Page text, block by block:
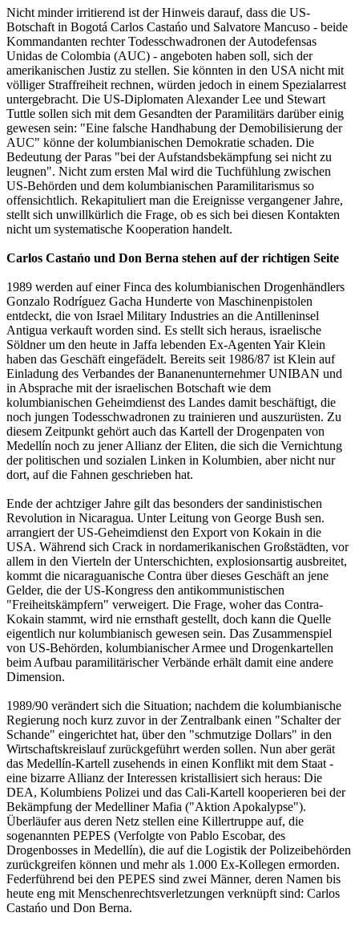
Nicht minder irritierend ist der Hinweis darauf, dass die US-
Botschaft in Bogotá Carlos Castańo und Salvatore Mancuso - beide
Kommandanten rechter Todesschwadronen der Autodefensas
Unidas de Colombia (AUC) - angeboten haben soll, sich der
amerikanischen Justiz zu stellen. Sie könnten in den USA nicht mit
völliger Straffreiheit rechnen, würden jedoch in einem Spezialarrest
untergebracht. Die US-Diplomaten Alexander Lee und Stewart
Tuttle sollen sich mit dem Gesandten der Paramilitärs darüber einig
gewesen sein: "Eine falsche Handhabung der Demobilisierung der
AUC" könne der kolumbianischen Demokratie schaden. Die
Bedeutung der Paras "bei der Aufstandsbekämpfung sei nicht zu
leugnen". Nicht zum ersten Mal wird die Tuchfühlung zwischen
US-Behörden und dem kolumbianischen Paramilitarismus so
offensichtlich. Rekapituliert man die Ereignisse vergangener Jahre,
stellt sich unwillkürlich die Frage, ob es sich bei diesen Kontakten
nicht um systematische Kooperation handelt.
Carlos Castańo und Don Berna stehen auf der richtigen Seite
1989 werden auf einer Finca des kolumbianischen Drogenhändlers
Gonzalo Rodríguez Gacha Hunderte von Maschinenpistolen
entdeckt, die von Israel Military Industries an die Antilleninsel
Antigua verkauft worden sind. Es stellt sich heraus, israelische
Söldner um den heute in Jaffa lebenden Ex-Agenten Yair Klein
haben das Geschäft eingefädelt. Bereits seit 1986/87 ist Klein auf
Einladung des Verbandes der Bananenunternehmer UNIBAN und
in Absprache mit der israelischen Botschaft wie dem
kolumbianischen Geheimdienst des Landes damit beschäftigt, die
noch jungen Todesschwadronen zu trainieren und auszurüsten. Zu
diesem Zeitpunkt gehört auch das Kartell der Drogenpaten von
Medellín noch zu jener Allianz der Eliten, die sich die Vernichtung
der politischen und sozialen Linken in Kolumbien, aber nicht nur
dort, auf die Fahnen geschrieben hat.
Ende der achtziger Jahre gilt das besonders der sandinistischen
Revolution in Nicaragua. Unter Leitung von George Bush sen.
arrangiert der US-Geheimdienst den Export von Kokain in die
USA. Während sich Crack in nordamerikanischen Großstädten, vor
allem in den Vierteln der Unterschichten, explosionsartig ausbreitet,
kommt die nicaraguanische Contra über dieses Geschäft an jene
Gelder, die der US-Kongress den antikommunistischen
"Freiheitskämpfern" verweigert. Die Frage, woher das Contra-
Kokain stammt, wird nie ernsthaft gestellt, doch kann die Quelle
eigentlich nur kolumbianisch gewesen sein. Das Zusammenspiel
von US-Behörden, kolumbianischer Armee und Drogenkartellen
beim Aufbau paramilitärischer Verbände erhält damit eine andere
Dimension.
1989/90 verändert sich die Situation; nachdem die kolumbianische
Regierung noch kurz zuvor in der Zentralbank einen "Schalter der
Schande" eingerichtet hat, über den "schmutzige Dollars" in den
Wirtschaftskreislauf zurückgeführt werden sollen. Nun aber gerät
das Medellín-Kartell zusehends in einen Konflikt mit dem Staat -
eine bizarre Allianz der Interessen kristallisiert sich heraus: Die
DEA, Kolumbiens Polizei und das Cali-Kartell kooperieren bei der
Bekämpfung der Medelliner Mafia ("Aktion Apokalypse").
Überläufer aus deren Netz stellen eine Killertruppe auf, die
sogenannten PEPES (Verfolgte von Pablo Escobar, des
Drogenbosses in Medellín), die auf die Logistik der Polizeibehörden
zurückgreifen können und mehr als 1.000 Ex-Kollegen ermorden.
Federführend bei den PEPES sind zwei Männer, deren Namen bis
heute eng mit Menschenrechtsverletzungen verknüpft sind: Carlos
Castańo und Don Berna.